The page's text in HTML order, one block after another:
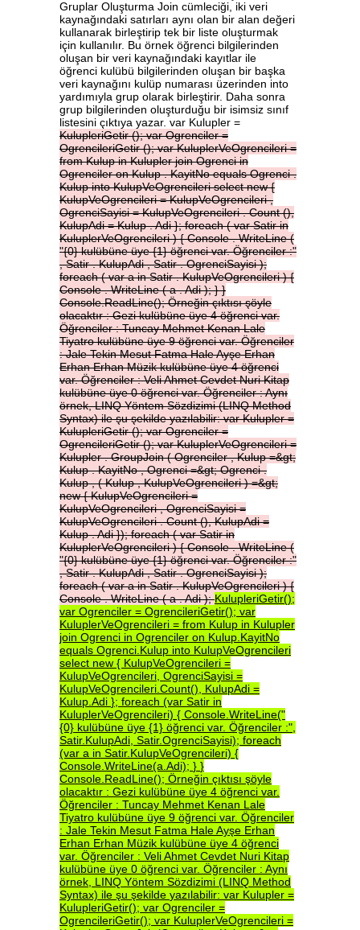
Gruplar Oluşturma Join cümleciği, iki veri
kaynağındaki satırları aynı olan bir alan değeri
kullanarak birleştirip tek bir liste oluşturmak
için kullanılır. Bu örnek öğrenci bilgilerinden
oluşan bir veri kaynağındaki kayıtlar ile
öğrenci kulübü bilgilerinden oluşan bir başka
veri kaynağını kulüp numarası üzerinden into
yardımıyla grup olarak birleştirir. Daha sonra
grup bilgilerinden oluşturduğu bir isimsiz sınıf
listesini çıktıya yazar. var Kulupler =
KulupleriGetir();varOgrenciler=
OgrencileriGetir();varKuluplerVeOgrencileri=
fromKulupinKuluplerjoinOgrenciin
OgrencileronKulup.KayitNoequalsOgrenci.
KulupintoKulupVeOgrencileriselectnew{
KulupVeOgrencileri=KulupVeOgrencileri,
OgrenciSayisi=KulupVeOgrencileri.Count(),
KulupAdi=Kulup.Adi};foreach(varSatirin
KuluplerVeOgrencileri){Console.WriteLine(
"{0}kulübüneüye{1}öğrencivar.Öğrenciler:"
,Satir.KulupAdi,Satir.OgrenciSayisi);
foreach(varainSatir.KulupVeOgrencileri){
Console.WriteLine(a.Adi);}}
Console.ReadLine();Örneğinçıktısışöyle
olacaktır:Gezikulübüneüye4öğrencivar.
Öğrenciler:TuncayMehmetKenanLale
Tiyatrokulübüneüye9öğrencivar.Öğrenciler
:JaleTekinMesutFatmaHaleAyşeErhan
ErhanErhanMüzikkulübüneüye4öğrenci
var.Öğrenciler:VeliAhmetCevdetNuriKitap
kulübüneüye0öğrencivar.Öğrenciler:Aynı
örnek,LINQYöntemSözdizimi(LINQMethod
Syntax)ileşuşekildeyazılabilir:varKulupler=
KulupleriGetir();varOgrenciler=
OgrencileriGetir();varKuluplerVeOgrencileri=
Kulupler.GroupJoin(Ogrenciler,Kulup=&gt;
Kulup.KayitNo,Ogrenci=&gt;Ogrenci.
Kulup,(Kulup,KulupVeOgrencileri)=&gt;
new{KulupVeOgrencileri=
KulupVeOgrencileri,OgrenciSayisi=
KulupVeOgrencileri.Count(),KulupAdi=
Kulup.Adi});foreach(varSatirin
KuluplerVeOgrencileri){Console.WriteLine(
"{0}kulübüneüye{1}öğrencivar.Öğrenciler:"
,Satir.KulupAdi,Satir.OgrenciSayisi);
foreach(varainSatir.KulupVeOgrencileri){
Console.WriteLine(a.Adi);KulupleriGetir();
var Ogrenciler = OgrencileriGetir(); var
KuluplerVeOgrencileri = from Kulup in Kulupler
join Ogrenci in Ogrenciler on Kulup.KayitNo
equals Ogrenci.Kulup into KulupVeOgrencileri
select new { KulupVeOgrencileri =
KulupVeOgrencileri, OgrenciSayisi =
KulupVeOgrencileri.Count(), KulupAdi =
Kulup.Adi }; foreach (var Satir in
KuluplerVeOgrencileri) { Console.WriteLine("
{0} kulübüne üye {1} öğrenci var. Öğrenciler :",
Satir.KulupAdi, Satir.OgrenciSayisi); foreach
(var a in Satir.KulupVeOgrencileri) {
Console.WriteLine(a.Adi); } }
Console.ReadLine(); Örneğin çıktısı şöyle
olacaktır : Gezi kulübüne üye 4 öğrenci var.
Öğrenciler : Tuncay Mehmet Kenan Lale
Tiyatro kulübüne üye 9 öğrenci var. Öğrenciler
: Jale Tekin Mesut Fatma HaleAyşe Erhan
Erhan Erhan Müzik kulübüne üye 4 öğrenci
var. Öğrenciler : VeliAhmet Cevdet Nuri Kitap
kulübüne üye 0 öğrenci var. Öğrenciler : Aynı
örnek, LINQ Yöntem Sözdizimi (LINQ Method
Syntax) ile şu şekilde yazılabilir: var Kulupler =
KulupleriGetir(); var Ogrenciler =
OgrencileriGetir(); var KuluplerVeOgrencileri =